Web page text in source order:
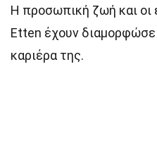
Η προσωπική ζωή και οι
Etten έχουν
καριέρα της.